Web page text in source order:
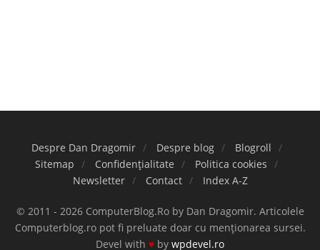
Despre Dan Dragomir Despre blog
Blogroll
Sitemap
Confidențialitate
Politica cookies
Newsletter
Contact Index A-Z
© 2011 - 2026 ComputerBlog.Ro by Dan Dragomir. Articolele
Computerblog.ro pot fi preluate doar cu menționarea sursei.
Devel with ♥ by wpdevel.ro